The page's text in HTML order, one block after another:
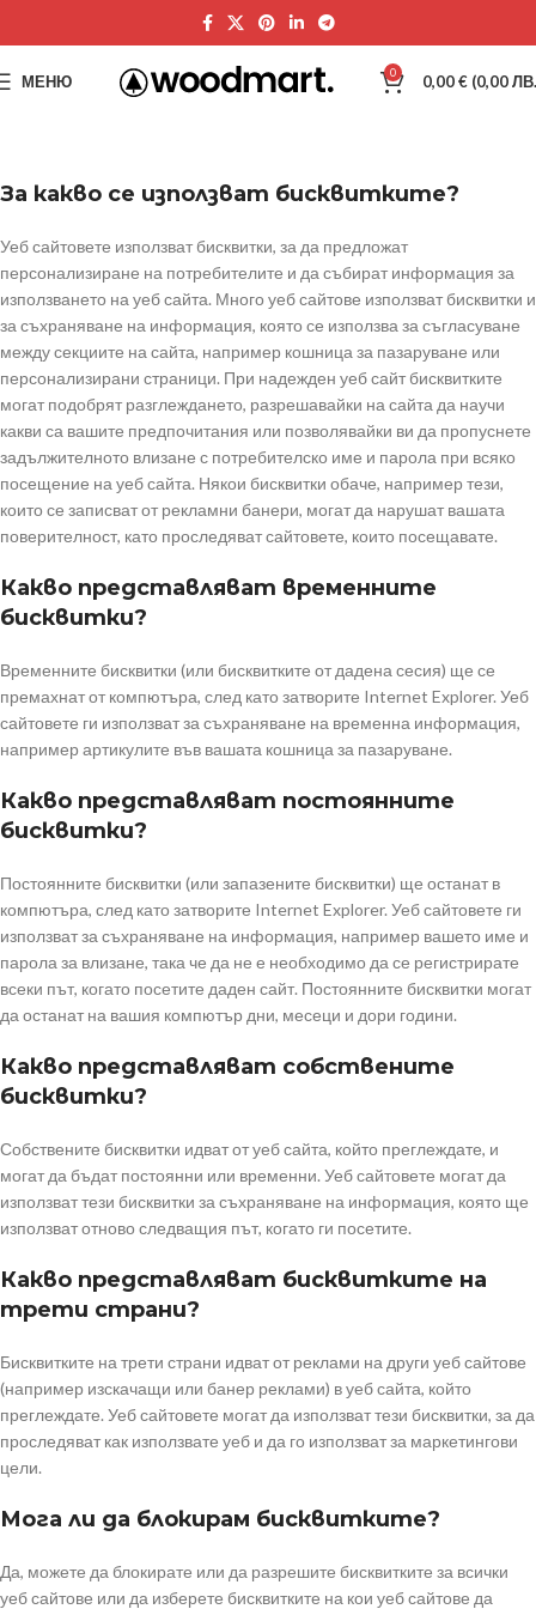
МЕНЮ 0 0,00€ (0,00
За какво се използват бисквитките?
Уеб сайтовете използват бисквитки, за да предложат
персонализиране на потребителите и да събират информация за
използването на уеб сайта. Много уеб сайтове използват бисквитки и
за съхраняване на информация, която се използва за съгласуване
между секциите на сайта, например кошница за пазаруване или
персонализирани страници. При надежден уеб сайт бисквитките
могат подобрят разглеждането, разрешавайки на сайта да научи
какви са вашите предпочитания или позволявайки ви да пропуснете
задължителното влизане с потребителско име и парола при всяко
посещение на уеб сайта. Някои бисквитки обаче, например тези,
които се записват от рекламни банери, могат да нарушат вашата
поверителност, като проследяват сайтовете, които посещавате.
Какво представляват временните
бисквитки?
Временните бисквитки (или бисквитките от дадена сесия) ще се
премахнат от компютъра, след като затворите Internet Explorer. Уеб
сайтовете ги използват за съхраняване на временна информация,
например артикулите във вашата кошница за пазаруване.
Какво представляват постоянните
бисквитки?
Постоянните бисквитки (или запазените бисквитки) ще останат в
компютъра, след като затворите Internet Explorer. Уеб сайтовете ги
използват за съхраняване на информация, например вашето име и
парола за влизане, така че да не е необходимо да се регистрирате
всеки път, когато посетите даден сайт. Постоянните бисквитки могат
да останат на вашия компютър дни, месеци и дори години.
Какво представляват собствените
бисквитки?
Собствените бисквитки идват от уеб сайта, който преглеждате, и
могат да бъдат постоянни или временни. Уеб сайтовете могат да
използват тези бисквитки за съхраняване на информация, която ще
използват отново следващия път, когато ги посетите.
Какво представляват бисквитките на
трети страни?
Бисквитките на трети страни идват от реклами на други уеб сайтове
(например изскачащи или банер реклами) в уеб сайта, който
преглеждате. Уеб сайтовете могат да използват тези бисквитки, за да
проследяват как използвате уеб и да го използват за маркетингови
цели.
Мога ли да блокирам бисквитките?
Да, можете да блокирате или да разрешите бисквитките за всички
уеб сайтове или да изберете бисквитките на кои уеб сайтове да